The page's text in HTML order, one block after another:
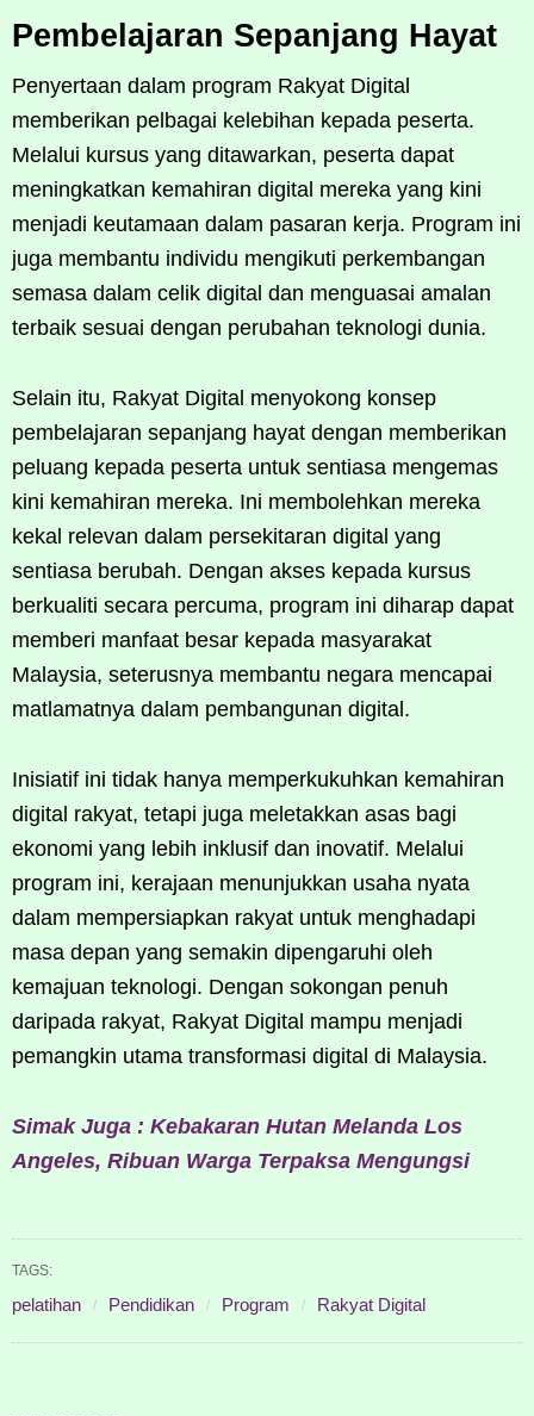
Pembelajaran Sepanjang Hayat
Penyertaan dalam program Rakyat Digital
memberikan pelbagai kelebihan kepada peserta.
Melalui kursus yang ditawarkan, peserta dapat
meningkatkan kemahiran digital mereka yang kini
menjadi keutamaan dalam pasaran kerja. Program ini
juga membantu individu mengikuti perkembangan
semasa dalam celik digital dan menguasai amalan
terbaik sesuai dengan perubahan teknologi dunia.
Selain itu, Rakyat Digital menyokong konsep
pembelajaran sepanjang hayat dengan memberikan
peluang kepada peserta untuk sentiasa mengemas
kini kemahiran mereka. Ini membolehkan mereka
kekal relevan dalam persekitaran digital yang
sentiasa berubah. Dengan akses kepada kursus
berkualiti secara percuma, program ini diharap dapat
memberi manfaat besar kepada masyarakat
Malaysia, seterusnya membantu negara mencapai
matlamatnya dalam pembangunan digital.
Inisiatif ini tidak hanya memperkukuhkan kemahiran
digital rakyat, tetapi juga meletakkan asas bagi
ekonomi yang lebih inklusif dan inovatif. Melalui
program ini, kerajaan menunjukkan usaha nyata
dalam mempersiapkan rakyat untuk menghadapi
masa depan yang semakin dipengaruhi oleh
kemajuan teknologi. Dengan sokongan penuh
daripada rakyat, Rakyat Digital mampu menjadi
pemangkin utama transformasi digital di Malaysia.
Simak Juga : Kebakaran Hutan Melanda Los
Angeles, Ribuan Warga Terpaksa Mengungsi
TAGS:
pelatihan Pendidikan Program Rakyat Digital